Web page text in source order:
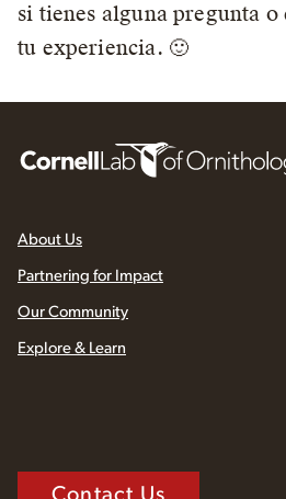
si tienes alguna pregunta
tu experiencia. 🙂
About Us
Partnering for Impact
Our Community
Explore & Learn
Contact Us